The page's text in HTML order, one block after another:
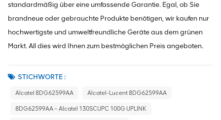
standardmäßig über eine umfassende Garantie. Egal, ob Sie
brandneue oder gebrauchte Produkte benötigen, wir kaufen nur
hochwertigste und umweltfreundliche Geräte aus dem grünen
Markt. All dies wird Ihnen zum bestmöglichen Preis angeboten.
STICHWORTE :
Alcatel 8DG62599AA Alcatel-Lucent 8DG62599AA
8DG62599AA – Alcatel 130SCUPC 100G UPLINK